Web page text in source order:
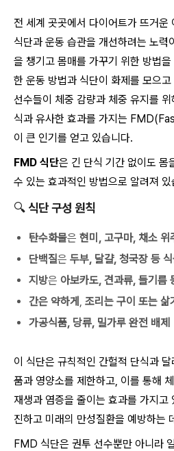
전 세계 곳곳에서 다이어트가 뜨거운
식단과 운동 습관을 개선하려는 노력
을 챙기고 몸매를 가꾸기 위한 방법
한 운동 방법과 식단이 화제를 모으
선수들이 체중 감량과 체중 유지를
식과 유사한 효과를 가지는
이 큰 인기를 얻고 있습니다.
FMD 식단은 긴 단식 기간 없이도 몸
수 있는 효과적인 방법으로 알려져 있
🔍 식단 구성 원칙
탄수화물은 현미, 고구마, 채소 위
단백질은 두부, 달걀, 청국장 등
지방은 아보카도, 견과류, 들기름
간은 약하게 , 조리는 구이 또는 삶
가공식품, 당류, 밀가루 완전 배제
이 식단은 규칙적인 간헐적 단식과
품과 영양소를 제한하고, 이를 통해
재생과 염증을 줄이는 효과를 가지고
진하고 미래의 만성질환을 예방하는
FMD 식단은 권투 선수뿐만 아니라